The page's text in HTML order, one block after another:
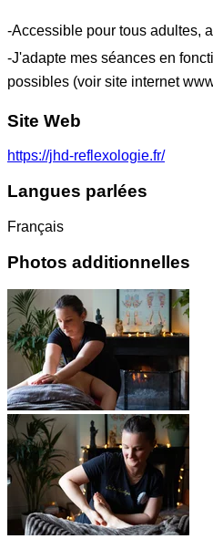
-Accessible pour tous adultes,
-J'adapte mes séances en
possibles (voir site internet
Site Web
https://jhd-reflexologie.fr/
Langues parlées
Français
Photos additionnelles